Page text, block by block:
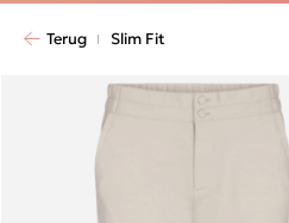
Terug Slim Fit